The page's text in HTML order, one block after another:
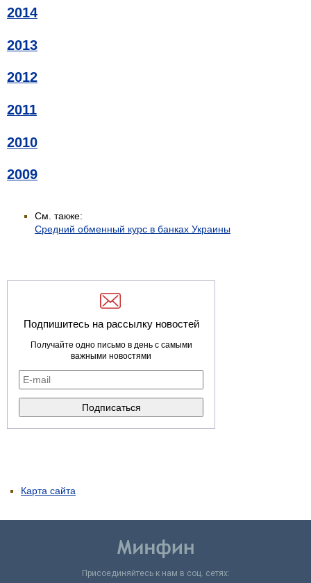
2014
2013
2012
2011
2010
2009
См. также:
Средний обменный курс в банках Украины
Подпишитесь на рассылку новостей
Получайте одно письмо в день с самыми
важными новостями
Карта сайта
Присоединяйтесь к нам в соц. сетях: